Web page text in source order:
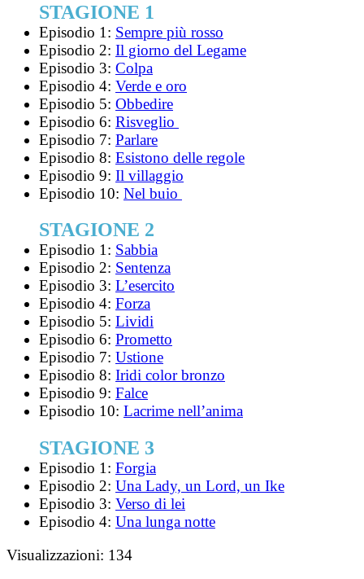
STAGIONE 1
Episodio 1: Sempre più rosso
Episodio 2: Il giorno del Legame
Episodio 3: Colpa
Episodio 4: Verde e oro
Episodio 5: Obbedire
Episodio 6: Risveglio
Episodio 7: Parlare
Episodio 8: Esistono delle regole
Episodio 9: Il villaggio
Episodio 10: Nel buio
STAGIONE 2
Episodio 1: Sabbia
Episodio 2: Sentenza
Episodio 3: L’esercito
Episodio 4: Forza
Episodio 5: Lividi
Episodio 6: Prometto
Episodio 7: Ustione
Episodio 8: Iridi color bronzo
Episodio 9: Falce
Episodio 10: Lacrime nell’anima
STAGIONE 3
Episodio 1: Forgia
Episodio 2: Una Lady, un Lord, un Ike
Episodio 3: Verso di lei
Episodio 4: Una lunga notte
Visualizzazioni: 134